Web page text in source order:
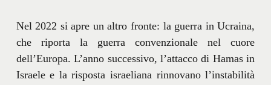
Nel 2022 si apre un altro fronte: la guerra in Ucraina,
che riporta la guerra convenzionale nel cuore
dell’Europa. L’anno successivo, l’attacco di Hamas in
Israele e la risposta israeliana rinnovano l’instabilità